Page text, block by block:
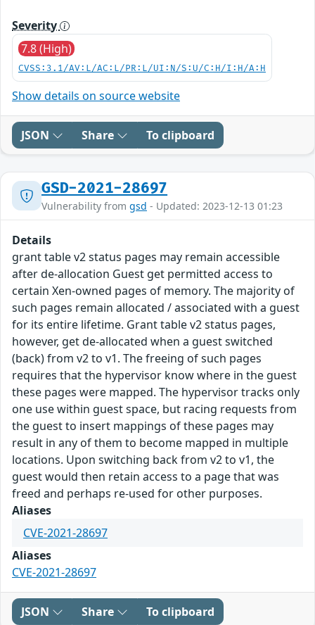
Severity
7.8 (High)
CVSS:3.1/AV:L/AC:L/PR:L/UI:N/S:U/C:H/I:H/A:H
Show details on source website
JSON Share To clipboard
GSD-2021-28697
Vulnerability from gsd - Updated: 2023-12-13 01:23
Details
grant table v2 status pages may remain accessible
after de-allocation Guest get permitted access to
certain Xen-owned pages of memory. The majority of
such pages remain allocated / associated with a guest
for its entire lifetime. Grant table v2 status pages,
however, get de-allocated when a guest switched
(back) from v2 to v1. The freeing of such pages
requires that the hypervisor know where in the guest
these pages were mapped. The hypervisor tracks only
one use within guest space, but racing requests from
the guest to insert mappings of these pages may
result in any of them to become mapped in multiple
locations. Upon switching back from v2 to v1, the
guest would then retain access to a page that was
freed and perhaps re-used for other purposes.
Aliases
CVE-2021-28697
Aliases
CVE-2021-28697
JSON Share To clipboard